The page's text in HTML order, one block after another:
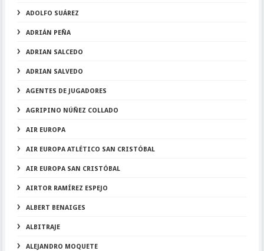
ADOLFO SUÁREZ
ADRIÁN PEÑA
ADRIAN SALCEDO
ADRIAN SALVEDO
AGENTES DE JUGADORES
AGRIPINO NÚÑEZ COLLADO
AIR EUROPA
AIR EUROPA ATLÉTICO SAN CRISTÓBAL
AIR EUROPA SAN CRISTÓBAL
AIRTOR RAMÍREZ ESPEJO
ALBERT BENAIGES
ALBITRAJE
ALEJANDRO MOQUETE